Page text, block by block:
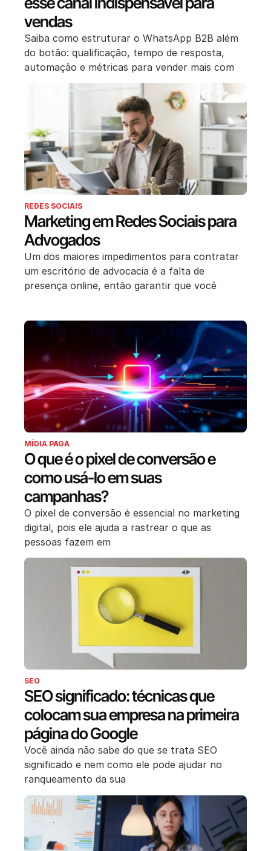
vendas
Saiba como estruturar o WhatsApp B2B além
do botão: qualificação, tempo de resposta,
automação e métricas para vender mais com
REDES SOCIAIS
Marketing em Redes Sociais para
Advogados
Um dos maiores impedimentos para contratar
um escritório de advocacia é a falta de
presença online, então garantir que você
MÍDIA PAGA
O que é o pixel de conversão e
como usá-lo em suas
campanhas?
O pixel de conversão é essencial no marketing
digital, pois ele ajuda a rastrear o que as
pessoas fazem em
SEO
SEO significado: técnicas que
colocam sua empresa na primeira
página do Google
Você ainda não sabe do que se trata SEO
significado e nem como ele pode ajudar no
ranqueamento da sua